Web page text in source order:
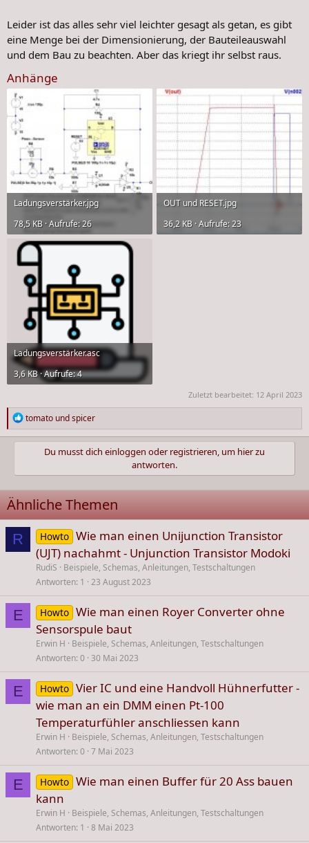
Leider ist das alles sehr viel leichter gesagt als getan, es gibt
eine Menge bei der Dimensionierung, der Bauteileauswahl
und dem Bau zu beachten. Aber das kriegt ihr selbst raus.
Anhänge
Ladungsverstärker.jpg
78,5 KB · Aufrufe: 26
OUT und RESET.jpg
36,2 KB · Aufrufe: 23
Ladungsverstärker.asc
3,6 KB · Aufrufe: 4
Zuletzt bearbeitet: 12 April 2023
R
e
a
i
o
n
e
n
tomato undspicer
Du musst dich einloggen oder registrieren, um hier zu
antworten.
Ähnliche Themen
R Howto Wie man einen Unijunction Transistor
(UJT) nachahmt - Unjunction Transistor Modoki
RudiS
Beispiele, Schemas, Anleitungen, Testschaltungen
Antworten 1 23 August 2023
E Howto Wie man einen Royer Converter ohne
Sensorspule baut
Erwin H
Beispiele, Schemas, Anleitungen, Testschaltungen
Antworten 0 30 Mai 2023
E Howto Vier IC und eine Handvoll Hühnerfutter -
wie man an ein DMM einen Pt-100
Temperaturfühler anschliessen kann
Erwin H
Beispiele, Schemas, Anleitungen, Testschaltungen
Antworten 0 7 Mai 2023
E Howto Wie man einen Buffer für 20 Ass bauen
kann
Erwin H
Beispiele, Schemas, Anleitungen, Testschaltungen
Antworten 1 8 Mai 2023